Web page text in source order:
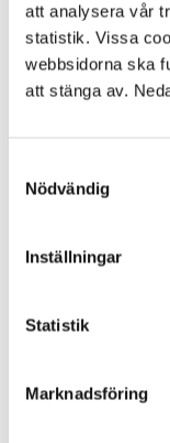
att analysera vår
statistik. Vissa
webbsidorna ska
att stänga av.
Nödvändig
Inställningar
Statistik
Marknadsföring
KONTAKT
Besöksadress
Box 18, 295 21